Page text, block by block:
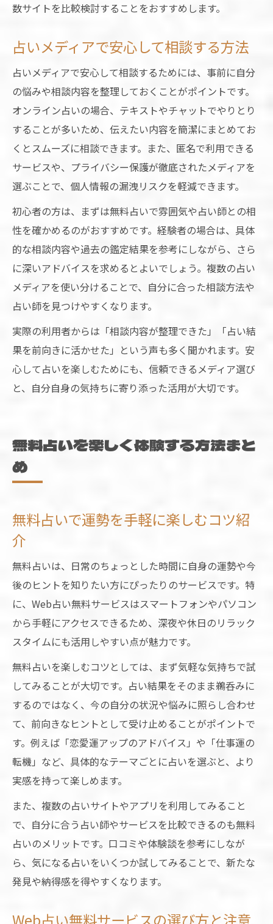
数サイトを比較検討することをおすすめします。
占いメディアで安心して相談する方法
占いメディアで安心して相談するためには、事前に自分
の悩みや相談内容を整理しておくことがポイントです。
オンライン占いの場合、テキストやチャットでやりとり
することが多いため、伝えたい内容を簡潔にまとめてお
くとスムーズに相談できます。また、匿名で利用できる
サービスや、プライバシー保護が徹底されたメディアを
選ぶことで、個人情報の漏洩リスクを軽減できます。
初心者の方は、まずは無料占いで雰囲気や占い師との相
性を確かめるのがおすすめです。経験者の場合は、具体
的な相談内容や過去の鑑定結果を参考にしながら、さら
に深いアドバイスを求めるとよいでしょう。複数の占い
メディアを使い分けることで、自分に合った相談方法や
占い師を見つけやすくなります。
実際の利用者からは「相談内容が整理できた」「占い結
果を前向きに活かせた」という声も多く聞かれます。安
心して占いを楽しむためにも、信頼できるメディア選び
と、自分自身の気持ちに寄り添った活用が大切です。
無料占いを楽しく体験する方法まと
め
無料占いで運勢を手軽に楽しむコツ紹
介
無料占いは、日常のちょっとした時間に自身の運勢や今
後のヒントを知りたい方にぴったりのサービスです。特
に、Web占い無料サービスはスマートフォンやパソコン
から手軽にアクセスできるため、深夜や休日のリラック
スタイムにも活用しやすい点が魅力です。
無料占いを楽しむコツとしては、まず気軽な気持ちで試
してみることが大切です。占い結果をそのまま鵜呑みに
するのではなく、今の自分の状況や悩みに照らし合わせ
て、前向きなヒントとして受け止めることがポイントで
す。例えば「恋愛運アップのアドバイス」や「仕事運の
転機」など、具体的なテーマごとに占いを選ぶと、より
実感を持って楽しめます。
また、複数の占いサイトやアプリを利用してみること
で、自分に合う占い師やサービスを比較できるのも無料
占いのメリットです。口コミや体験談を参考にしなが
ら、気になる占いをいくつか試してみることで、新たな
発見や納得感を得やすくなります。